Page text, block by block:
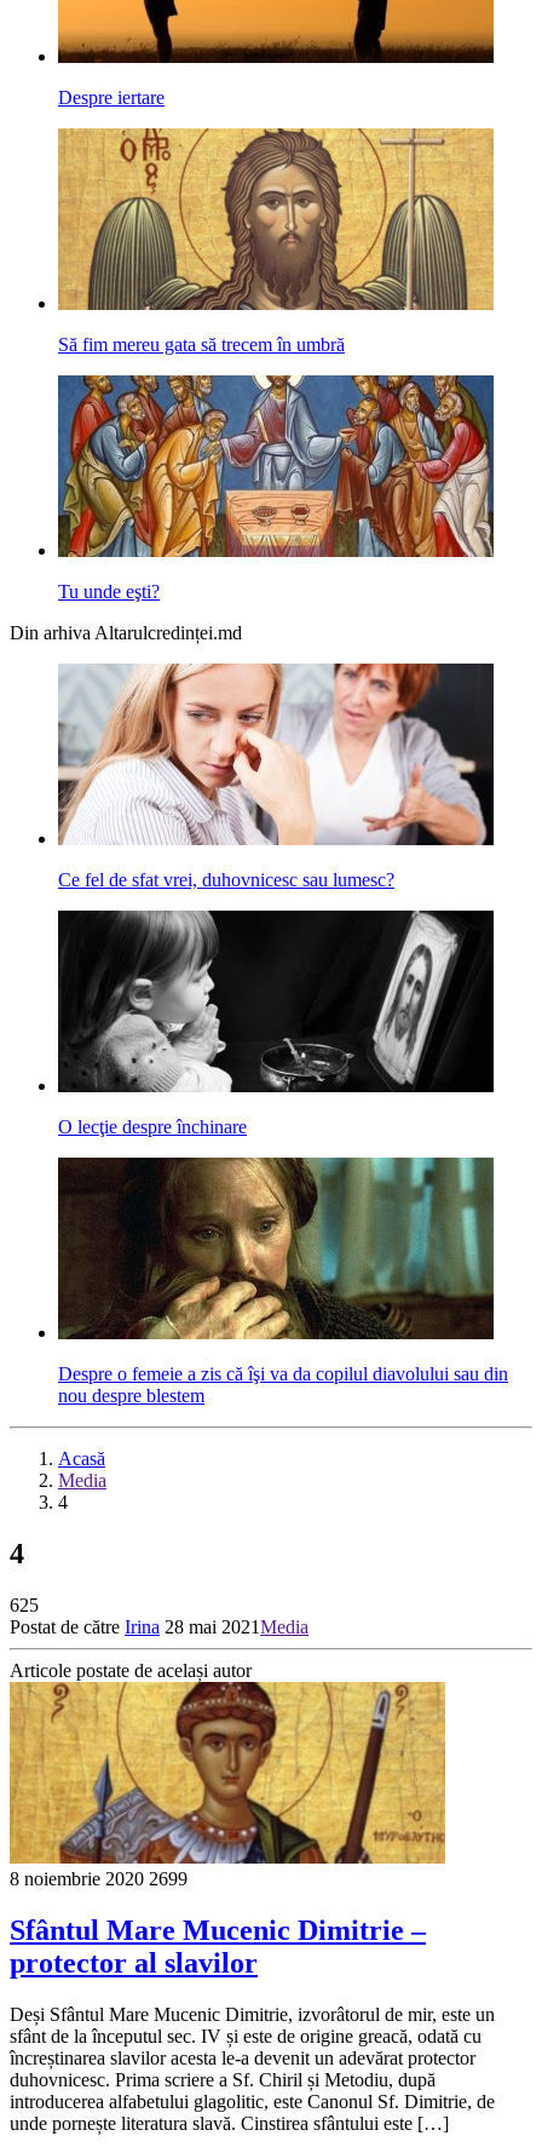
Despre iertare
Să fim mereu gata să trecem în umbră
Tu unde eşti?
Din arhiva Altarulcredinței.md
Ce fel de sfat vrei, duhovnicesc sau lumesc?
O lecţie despre închinare
Despre o femeie a zis că îşi va da copilul diavolului sau din
nou despre blestem
Acasă
Media
4
4
625
Postat de către Irina 28 mai 2021Media
Articole postate de același autor
8 noiembrie 2020 2699
Sfântul Mare Mucenic Dimitrie –
protector al slavilor
Deși Sfântul Mare Mucenic Dimitrie, izvorâtorul de mir, este un
sfânt de la începutul sec. IV și este de origine greacă, odată cu
încreștinarea slavilor acesta le-a devenit un adevărat protector
duhovnicesc. Prima scriere a Sf. Chiril și Metodiu, după
introducerea alfabetului glagolitic, este Canonul Sf. Dimitrie, de
unde pornește literatura slavă. Cinstirea sfântului este […]